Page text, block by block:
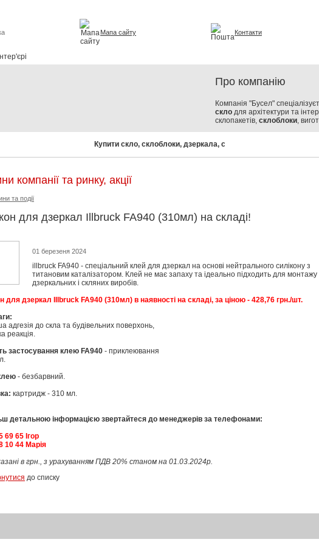
Мапа сайту Контакти
Про компанію
Компанія "Бусел"
скло для архітектури та
склопакетів, склоблоки,
Купити скло, склоблоки, дзеркала, склопакети! Бусел -
компанії та ринку, акції
та події
для дзеркал Illbruck FA940 (310мл) на складі!
01 березеня 2024
illbruck FA940 - спеціальний клей для дзеркал на основі нейтрального силікону з
титановим каталізатором. Клей не має запаху та ідеально підходить для монтажу
дзеркальних і скляних виробів.
для дзеркал Illbruck FA940 (310мл) в наявності на складі, за ціною - 428,76 грн./шт.
адгезія до скла та будівельних поверхонь,
реакція.
застосування клею FA940 - приклеювання
- безбарвний.
картридж - 310 мл.
детальною інформацією звертайтеся до менеджерів за телефонами:
69 65 Ігор
10 44 Марія
в грн., з урахуванням ПДВ 20% станом на 01.03.2024р.
до списку